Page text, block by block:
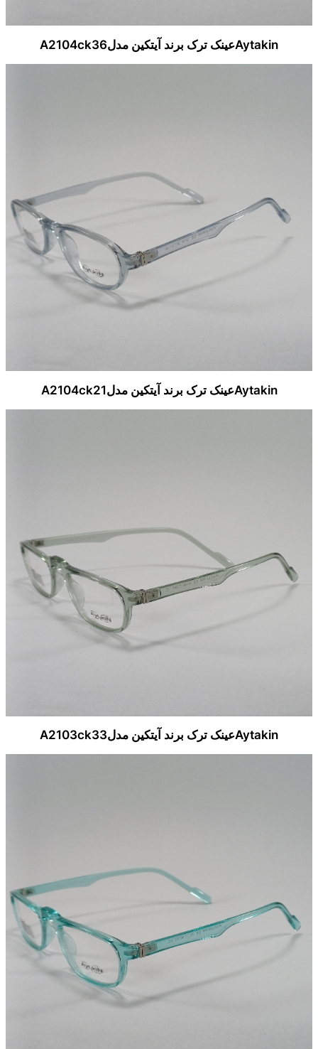
Aytakinعینک ترک برند آیتکین مدلA2104ck36
Aytakinعینک ترک برند آیتکین مدلA2104ck21
Aytakinعینک ترک برند آیتکین مدلA2103ck33